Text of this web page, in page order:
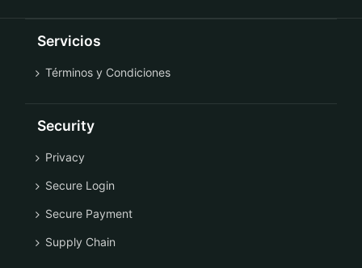
Servicios
Términos y Condiciones
Security
Privacy
Secure Login
Secure Payment
Supply Chain